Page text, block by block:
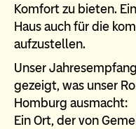
Komfort zu bieten.
Haus auch für die
aufzustellen.
Unser
gezeigt, was unser
Homburg ausmacht:
Ein Ort, der von